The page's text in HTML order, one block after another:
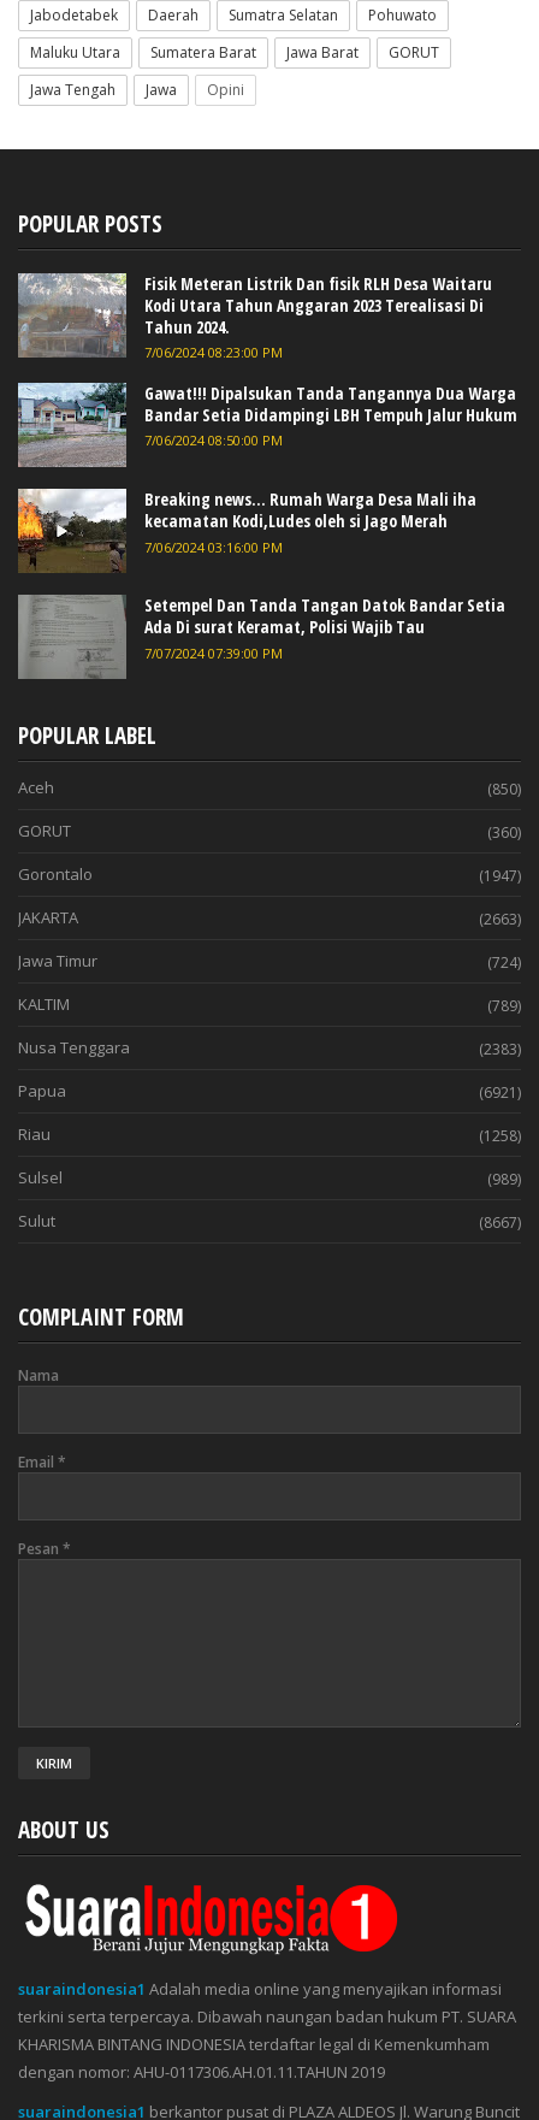
Jabodetabek
Daerah Sumatra Selatan
Pohuwato
Maluku Utara
Sumatera Barat Jawa Barat
GORUT
Jawa Tengah
Jawa Opini
POPULAR POSTS
Fisik Meteran Listrik Dan fisik RLH Desa Waitaru
Kodi Utara Tahun Anggaran 2023 Terealisasi Di
Tahun 2024.
7/06/2024 08:23:00 PM
Gawat!!! Dipalsukan Tanda Tangannya Dua Warga
Bandar Setia Didampingi LBH Tempuh Jalur Hukum
7/06/2024 08:50:00 PM
Breaking news... Rumah Warga Desa Mali iha
kecamatan Kodi,Ludes oleh si Jago Merah
7/06/2024 03:16:00 PM
Setempel Dan Tanda Tangan Datok Bandar Setia
Ada Di surat Keramat, Polisi Wajib Tau
7/07/2024 07:39:00 PM
POPULAR LABEL
Aceh (850)
GORUT (360)
Gorontalo (1947)
JAKARTA (2663)
Jawa Timur (724)
KALTIM (789)
Nusa Tenggara (2383)
Papua (6921)
Riau (1258)
Sulsel (989)
Sulut (8667)
COMPLAINT FORM
Nama
Email *
Pesan *
ABOUT US
suaraindonesia1 Adalah media online yang menyajikan informasi
terkini serta terpercaya. Dibawah naungan badan hukum PT. SUARA
KHARISMA BINTANG INDONESIA terdaftar legal di Kemenkumham
dengan nomor: AHU-0117306.AH.01.11.TAHUN 2019
suaraindonesia1 berkantor pusat di PLAZA ALDEOS Jl. Warung Buncit